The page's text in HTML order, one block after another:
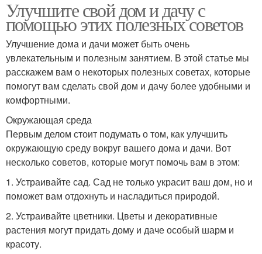
Улучшите свой дом и дачу с
помощью этих полезных советов
Улучшение дома и дачи может быть очень
увлекательным и полезным занятием. В этой статье мы
расскажем вам о некоторых полезных советах, которые
помогут вам сделать свой дом и дачу более удобными и
комфортными.
Окружающая среда
Первым делом стоит подумать о том, как улучшить
окружающую среду вокруг вашего дома и дачи. Вот
несколько советов, которые могут помочь вам в этом:
1. Устраивайте сад. Сад не только украсит ваш дом, но и
поможет вам отдохнуть и насладиться природой.
2. Устраивайте цветники. Цветы и декоративные
растения могут придать дому и даче особый шарм и
красоту.